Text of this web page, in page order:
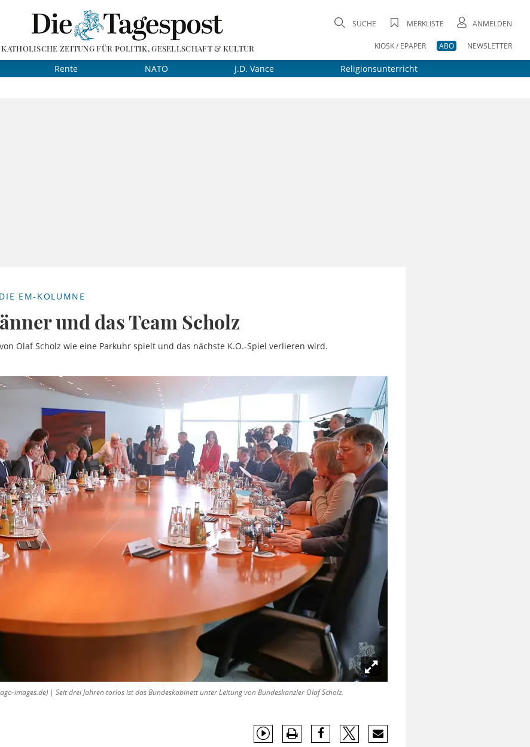
KATHOLISCHE ZEITUNG FÜR POLITIK, GESELLSCHAFT & KULTUR
SUCHE MERKLISTE ANMELDEN
KIOSK / EPAPER ABO NEWSLETTER
Rente NATO J.D. Vance Religionsunterricht
EM-KOLUMNE
und das Team Scholz
Olaf Scholz wie eine Parkuhr spielt und das nächste K.O.-Spiel verlieren wird.
images.de) | Seit drei Jahren torlos ist das Bundeskabinett unter Leitung von Bundeskanzler Olaf Scholz.